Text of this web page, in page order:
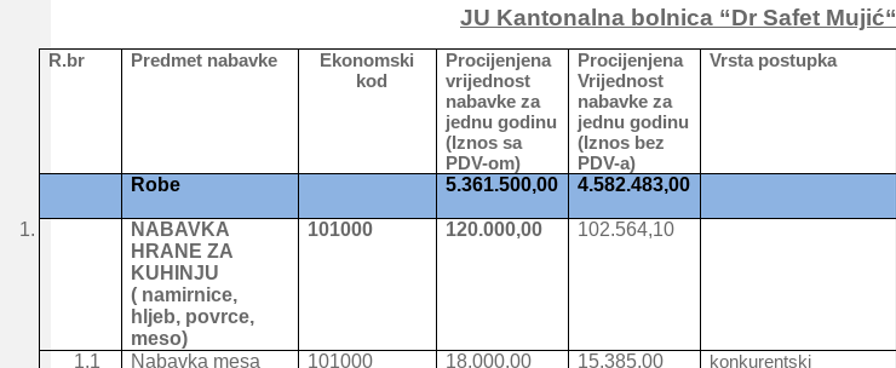
JU Kantonalna bolnica “Dr Safet Mujić“
R.br Predmet nabavke
Ekonomski
kod
Procijenjena
vrijednost
nabavke za
jednu godinu
(Iznos sa
PDV-om)
Procijenjena
Vrijednost
nabavke za
jednu godinu
(Iznos bez
PDV-a)
Vrsta postupka
Robe 5.361.500,00 4.582.483,00
1.
NABAVKA
HRANE ZA
KUHINJU
( namirnice,
hljeb, povrce,
meso)
101000 120.000,00 102.564,10
1.1 Nabavka mesa 101000 18.000,00 15.385,00 konkurentski